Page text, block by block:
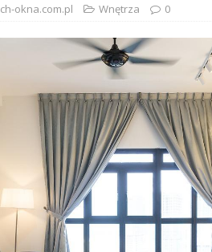
okna.com.pl Wnętrza 0